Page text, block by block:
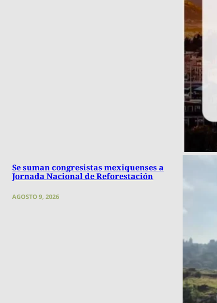
Se suman congresistas mexiquenses a
Jornada Nacional de Reforestación
AGOSTO 9, 2026